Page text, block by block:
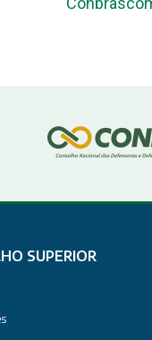
SUPERIOR